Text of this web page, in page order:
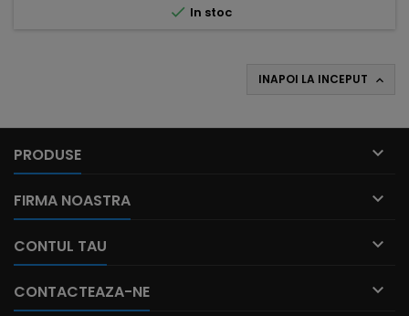
 In stoc
INAPOI LA INCEPUT 
PRODUSE 
FIRMA NOASTRA 
CONTUL TAU 
CONTACTEAZA-NE 